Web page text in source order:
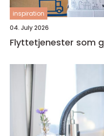
inspiration
04. July 2026
Flyttetjenester som